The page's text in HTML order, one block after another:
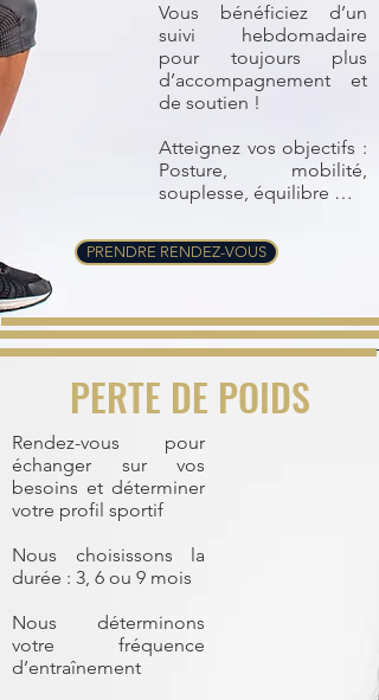
Vous bénéficiez d’un
suivi hebdomadaire
pour toujours plus
d’accompagnement et
de soutien !
Atteignez vos objectifs :
Posture, mobilité,
souplesse, équilibre …
PRENDRE RENDEZ-VOUS
PERTE DE POIDS
Rendez-vous pour
échanger sur vos
besoins et déterminer
votre profil sportif
Nous choisissons la
durée : 3, 6 ou 9 mois
Nous déterminons
votre fréquence
d’entraînement